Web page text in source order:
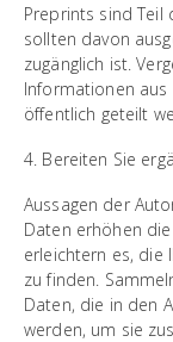
Preprints sind Teil
sollten davon
zugänglich ist.
Informationen
öffentlich geteilt
4. Bereiten Sie
Aussagen der
Daten erhöhen
erleichtern es, die
zu finden.
Daten, die in den
werden, um sie